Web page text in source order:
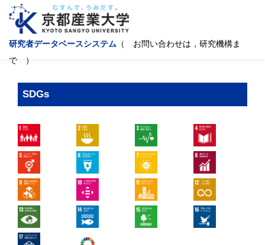
研究者データベースシステム （ お問い合わせは，研究機構ま
で ）
SDGs